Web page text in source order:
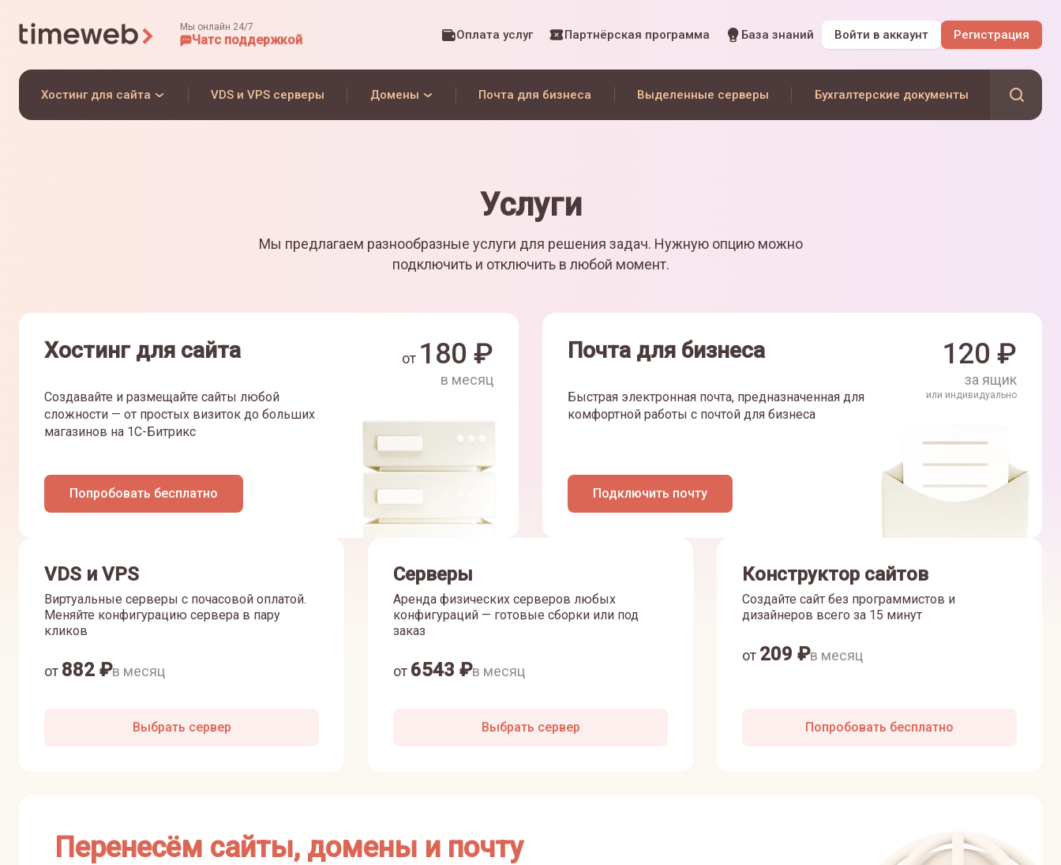
Мы онлайн 24/7
Чатс поддержкой Оплата услуг Партнёрская программа База знаний Войти в аккаунт Регистрация
Хостинг для сайта VDS и VPS серверы Домены Почта для бизнеса Выделенные серверы Бухгалтерские документы
Услуги
Мы предлагаем разнообразные услуги для решения задач. Нужную опцию можно
подключить и отключить в любой момент.
Хостинг для сайта
Создавайте и размещайте сайты любой
сложности — от простых визиток до больших
магазинов на 1С-Битрикс
Попробовать бесплатно
от 180 ₽
в месяц
Почта для бизнеса
Быстрая электронная почта, предназначенная для
комфортной работы с почтой для бизнеса
Подключить почту
120 ₽
за ящик
или индивидуально
VDS и VPS
Виртуальные серверы с почасовой оплатой.
Меняйте конфигурацию сервера в пару
кликов
от 882 ₽в месяц
Выбрать сервер
Серверы
Аренда физических серверов любых
конфигураций — готовые сборки или под
заказ
от 6543 ₽в месяц
Выбрать сервер
Конструктор сайтов
Создайте сайт без программистов и
дизайнеров всего за 15 минут
от 209 ₽в месяц
Попробовать бесплатно
Перенесём сайты, домены и почту